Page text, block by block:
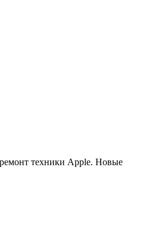
техники Apple. Новые